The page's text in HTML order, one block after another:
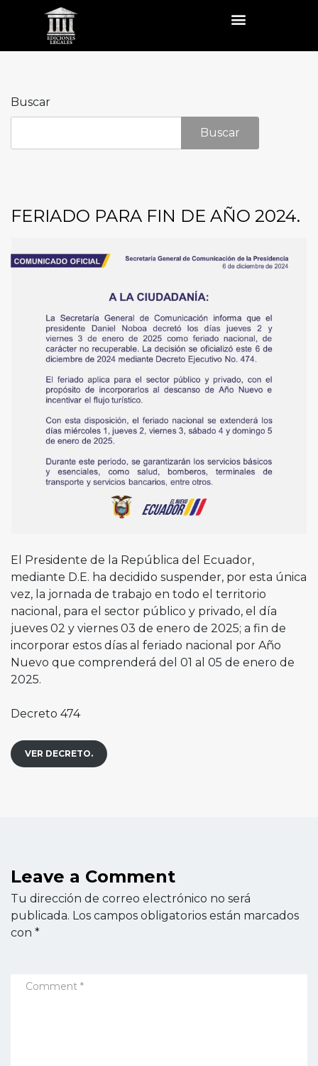
Buscar
Buscar
FERIADO PARA FIN DE AÑO 2024.
El Presidente de la República del Ecuador,
mediante D.E. ha decidido suspender, por esta única
vez, la jornada de trabajo en todo el territorio
nacional, para el sector público y privado, el día
jueves 02 y viernes 03 de enero de 2025; a fin de
incorporar estos días al feriado nacional por Año
Nuevo que comprenderá del 01 al 05 de enero de
2025.
Decreto 474
VER DECRETO.
Leave a Comment
Tu dirección de correo electrónico no será
publicada. Los campos obligatorios están marcados
con *